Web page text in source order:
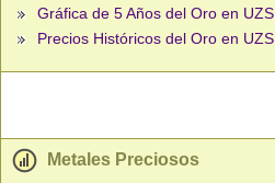
Gráfica de 5 Años del Oro en UZS
Precios Históricos del Oro en UZS
Metales Preciosos